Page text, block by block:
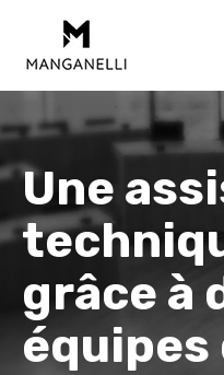
Une
grâce à
équipes